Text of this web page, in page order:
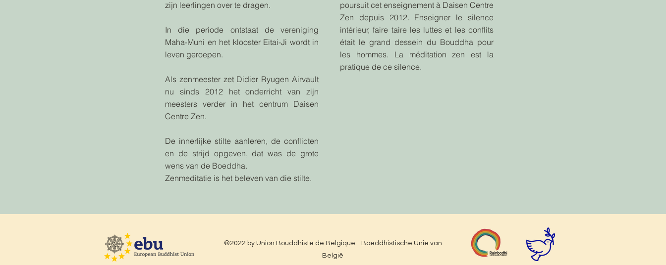
zijn leerlingen over te dragen.
In die periode ontstaat de vereniging
Maha-Muni en het klooster Eitai-Ji wordt in
leven geroepen.
Als zenmeester zet Didier Ryugen Airvault
nu sinds 2012 het onderricht van zijn
meesters verder in het centrum Daisen
Centre Zen.
De innerlijke stilte aanleren, de conflicten
en de strijd opgeven, dat was de grote
wens van de Boeddha.
Zenmeditatie is het beleven van die stilte.
poursuit cet enseignement à Daisen Centre
Zen depuis 2012. Enseigner le silence
intérieur, faire taire les luttes et les conflits
était le grand dessein du Bouddha pour
les hommes. La méditation zen est la
pratique de ce silence.
©2022 by Union Bouddhiste de Belgique - Boeddhistische Unie van
België